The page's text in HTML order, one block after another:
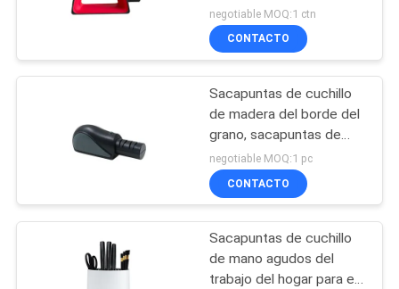
para la afiladura de la
herramienta del cuchillo
negotiable MOQ:1 ctn
CONTACTO
Sacapuntas de cuchillo
de madera del borde del
grano, sacapuntas de
cuchillo afilado de alta
resistencia del trabajo
negotiable MOQ:1 pc
CONTACTO
Sacapuntas de cuchillo
de mano agudos del
trabajo del hogar para el